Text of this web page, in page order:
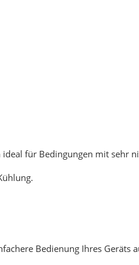
für Bedingungen mit sehr
Bedienung Ihres Geräts